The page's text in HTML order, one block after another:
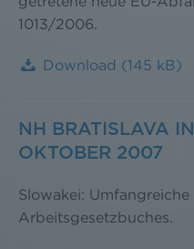
1013/2006.
Download (145 kB)
NH BRATISLAVA
OKTOBER 2007
Slowakei: Umfangreiche
Arbeitsgesetzbuches.